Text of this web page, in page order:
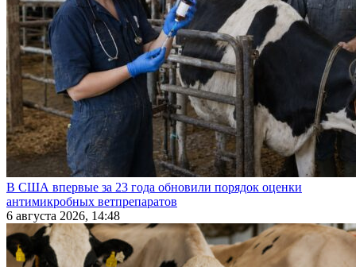
В США впервые за 23 года обновили порядок оценки
антимикробных ветпрепаратов
6 августа 2026, 14:48